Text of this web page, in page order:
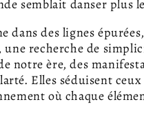
semblait danser plus
dans des lignes
recherche de
notre ère, des
Elles séduisent
où chaque